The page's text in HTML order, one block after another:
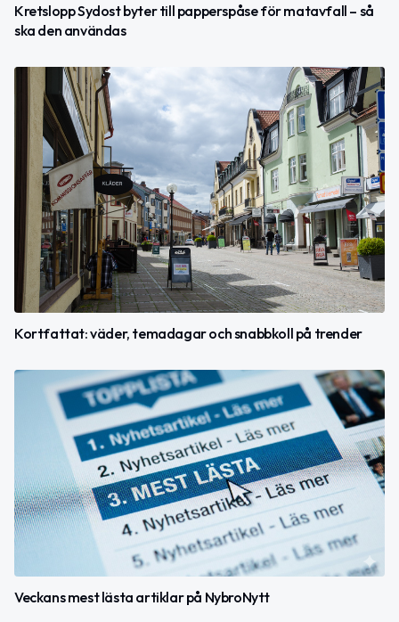
Kretslopp Sydost byter till papperspåse för matavfall – så
ska den användas
Kortfattat: väder, temadagar och snabbkoll på trender
Veckans mest lästa artiklar på NybroNytt